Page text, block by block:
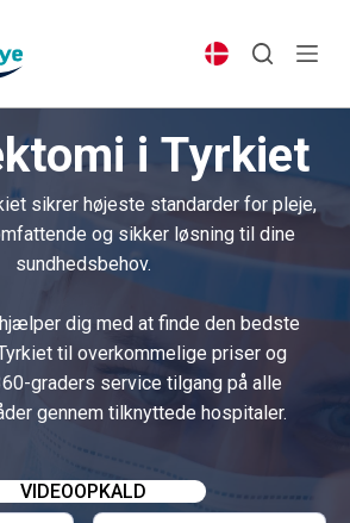
i Tyrkiet
sikrer højeste standarder for pleje,
og sikker løsning til dine
sundhedsbehov.
dig med at finde den bedste
til overkommelige priser og
graders service tilgang på alle
gennem tilknyttede hospitaler.
VIDEOOPKALD